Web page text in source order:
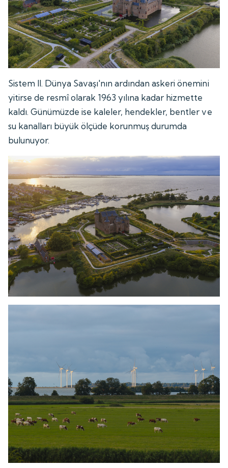
Sistem II. Dünya Savaşı'nın ardından askeri önemini
yitirse de resmî olarak 1963 yılına kadar hizmette
kaldı. Günümüzde ise kaleler, hendekler, bentler ve
su kanalları büyük ölçüde korunmuş durumda
bulunuyor.